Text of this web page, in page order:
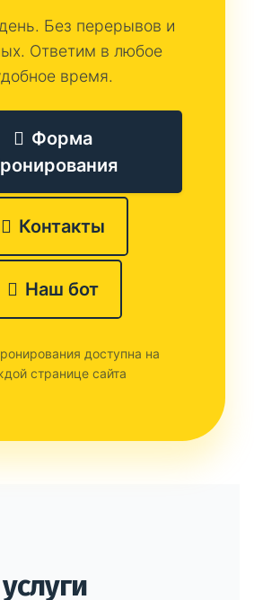
Без перерывов и
Ответим в любое
время.
Форма
Контакты
Наш бот
доступна на
странице сайта